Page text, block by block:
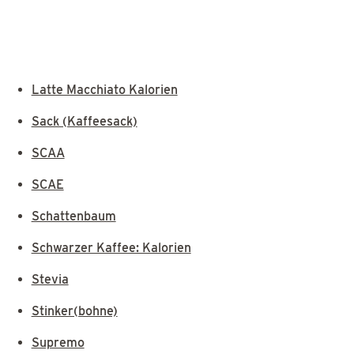
Latte Macchiato Kalorien
Sack (Kaffeesack)
SCAA
SCAE
Schattenbaum
Schwarzer Kaffee: Kalorien
Stevia
Stinker(bohne)
Supremo